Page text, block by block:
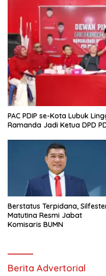
PAC PDIP se-Kota Lubuk
Ramanda Jadi Ketua DPD
Berstatus Terpidana,
Matutina Resmi Jabat
Komisaris BUMN
Berita Advertorial